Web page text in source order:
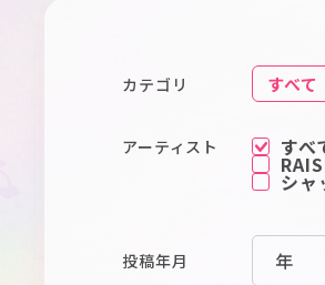
カテゴリ すべて
アーティスト すべ
シャ
投稿年月